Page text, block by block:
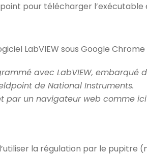
pour télécharger
avec LabVIEW, embarqué
de National Instruments.
un navigateur web comme ici
la régulation par le pupitre